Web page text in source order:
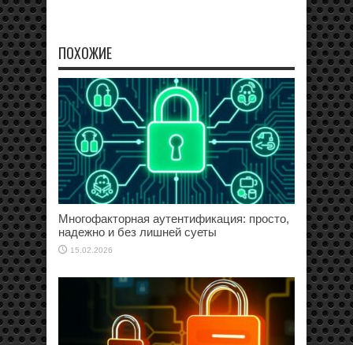
ПОХОЖИЕ
Многофакторная аутентификация: просто,
надежно и без лишней суеты
15.02.2026